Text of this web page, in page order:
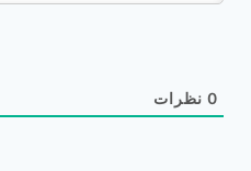
0 نظرات